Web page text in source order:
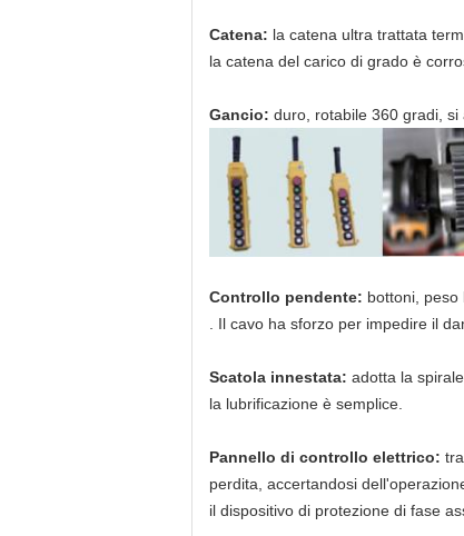
Catena: la catena ultra trattata
la catena del carico di grado è
Gancio: duro, rotabile 360 gradi, si
Controllo pendente: bottoni,
. Il cavo ha sforzo per impedire il
Scatola innestata: adotta la
la lubrificazione è semplice.
Pannello di controllo elettrico:
perdita, accertandosi
il dispositivo di protezione di fase